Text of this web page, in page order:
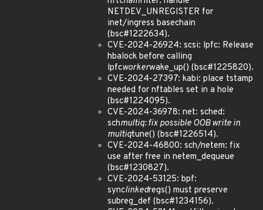
NETDEV_UNREGISTER for
inet/ingress basechain
(bsc#1222634).
CVE-2024-26924: scsi: lpfc: Release
hbalock before calling
lpfcworkerwake_up() (bsc#1225820).
CVE-2024-27397: kabi: place tstamp
needed for nftables set in a hole
(bsc#1224095).
CVE-2024-36978: net: sched:
schmultiq: fix possible OOB write in
multiqtune() (bsc#1226514).
CVE-2024-46800: sch/netem: fix
use after free in netem_dequeue
(bsc#1230827).
CVE-2024-53125: bpf:
synclinkedregs() must preserve
subreg_def (bsc#1234156).